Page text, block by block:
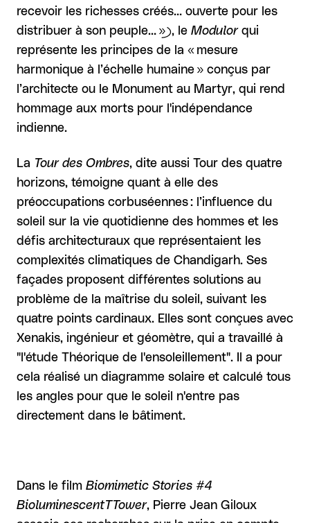
recevoir les richesses créés… ouverte pour les
distribuer à son peuple… »), le Modulor qui
représente les principes de la « mesure
harmonique à l’échelle humaine » conçus par
l’architecte ou le Monument au Martyr, qui rend
hommage aux morts pour l'indépendance
indienne.
La Tour des Ombres, dite aussi Tour des quatre
horizons, témoigne quant à elle des
préoccupations corbuséennes : l’influence du
soleil sur la vie quotidienne des hommes et les
défis architecturaux que représentaient les
complexités climatiques de Chandigarh. Ses
façades proposent différentes solutions au
problème de la maîtrise du soleil, suivant les
quatre points cardinaux. Elles sont conçues avec
Xenakis, ingénieur et géomètre, qui a travaillé à
"l'étude Théorique de l'ensoleillement". Il a pour
cela réalisé un diagramme solaire et calculé tous
les angles pour que le soleil n'entre pas
directement dans le bâtiment.
Dans le film Biomimetic Stories #4
BioluminescentTTower, Pierre Jean Giloux